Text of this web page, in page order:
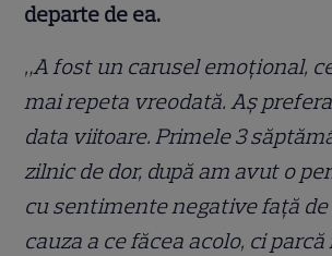
departe de ea.
„A fost un carusel emoțional,
mai repeta vreodată. Aș
data viitoare. Primele 3
zilnic de dor, după am avut o
cu sentimente negative față
cauza a ce făcea acolo, ci parcă